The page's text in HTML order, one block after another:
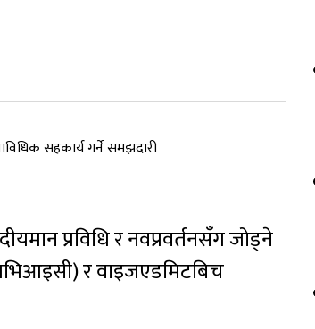
उदीयमान प्रविधि र नवप्रवर्तनसँग जोड्ने
र वाइजएडमिटबिच